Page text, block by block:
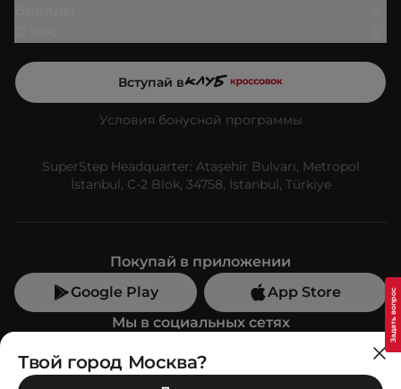
Вступай в
Условия бонусной программы
SuperStep Headquarter: Ataşehir Bulvarı, Metropol
İstanbul, C-2 Blok, 34758, İstanbul, Türkiye
Покупай в приложении
Google Play
App Store
Мы в социальных сетях
Позвони нам
Твой город Москва?